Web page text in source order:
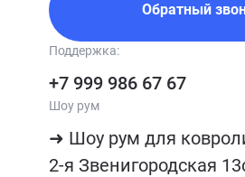
Обратный
Поддержка:
+7 999 986 67 67
Шоу рум
➜ Шоу рум для
2-я Звенигородская